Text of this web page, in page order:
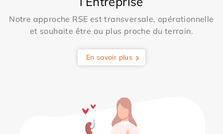
Notre approche RSE est transversale, opérationnelle
et souhaite être au plus proche du terrain.
En savoir plus